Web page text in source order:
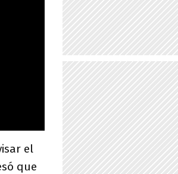
el
que